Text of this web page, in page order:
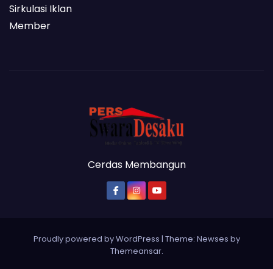
Sirkulasi Iklan
Member
Cerdas Membangun
Proudly powered by WordPress | Theme: Newses by
Themeansar.